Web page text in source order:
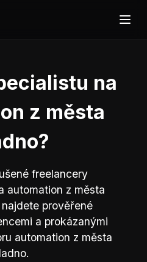
na
z města
freelancery
automation z města
prověřené
a prokázanými
automation z města